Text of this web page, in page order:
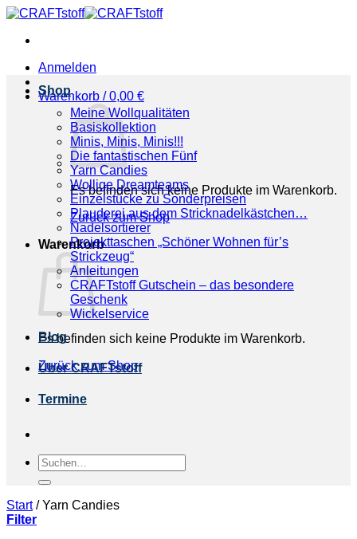
Zum
springen
Anmelden
Warenkorb /0,00 €
Es befinden sich keine Produkte im Warenkorb.
Zurück zum Shop
Warenkorb
Es befinden sich keine Produkte im Warenkorb.
Zurück zum Shop
Shop
Meine Wollqualitäten
Basiskollektion
Minis, Minis, Minis!!!
Die fantastischen Fünf
Yarn Candies
Wollige Dreamteams
Einzelstücke zu Sonderpreisen
Plauderei aus dem Stricknadelkästchen…
Nadelsortierer
Projekttaschen „Schöner Wohnen für’s
Strickzeug“
Anleitungen
CRAFTstoff Gutschein – das besondere
Geschenk
Wickelservice
Blog
Über CRAFTstoff
Termine
Suchen
nach:
Start /Yarn Candies
Filter